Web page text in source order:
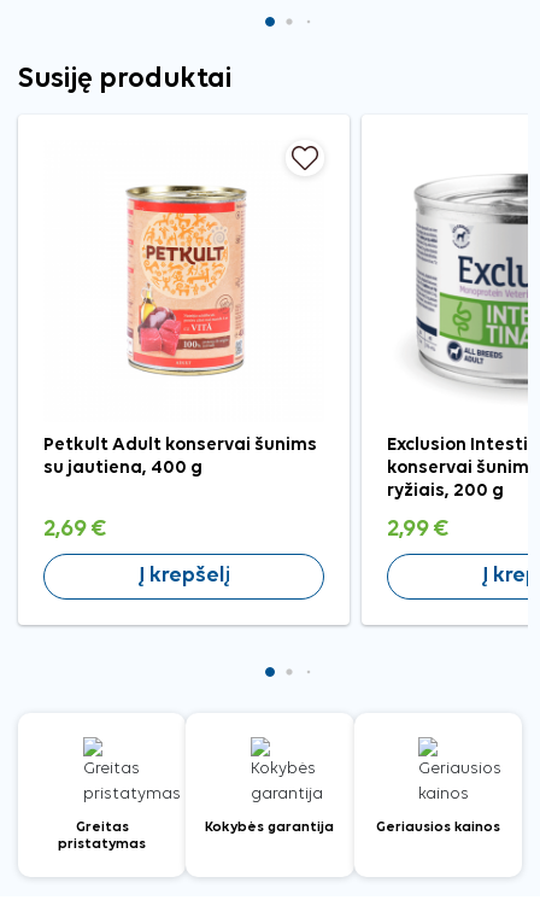
Susiję produktai
Petkult Adult konservai šunims
su jautiena, 400 g
2,69 €
Į krepšelį
Exclusion
konservai
ryžiais, 200 g
2,99 €
Į
Greitas
pristatymas
Kokybės garantija Geriausios kainos